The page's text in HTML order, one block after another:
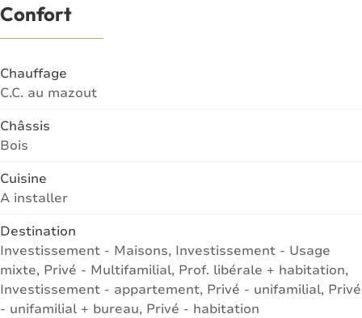
Confort
Chauffage
C.C. au mazout
Châssis
Bois
Cuisine
A installer
Destination
Investissement - Maisons, Investissement - Usage
mixte, Privé - Multifamilial, Prof. libérale + habitation,
Investissement - appartement, Privé - unifamilial, Privé
- unifamilial + bureau, Privé - habitation